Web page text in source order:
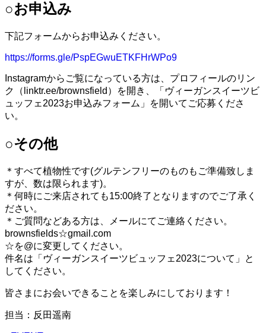
○お申込み
下記フォームからお申込みください。
https://forms.gle/PspEGwuETKFHrWPo9
Instagramからご覧になっている方は、プロフィールのリン
ク（linktr.ee/brownsfield）を開き、「ヴィーガンスイーツビ
ュッフェ2023お申込みフォーム」を開いてご応募くださ
い。
○その他
＊すべて植物性です(グルテンフリーのものもご準備致しま
すが、数は限られます)。
＊何時にご来店されても15:00終了となりますのでご了承く
ださい。
＊ご質問などある方は、メールにてご連絡ください。
brownsfields☆gmail.com
☆を@に変更してください。
件名は「ヴィーガンスイーツビュッフェ2023について」と
してください。
皆さまにお会いできることを楽しみにしております！
担当：反田遥南